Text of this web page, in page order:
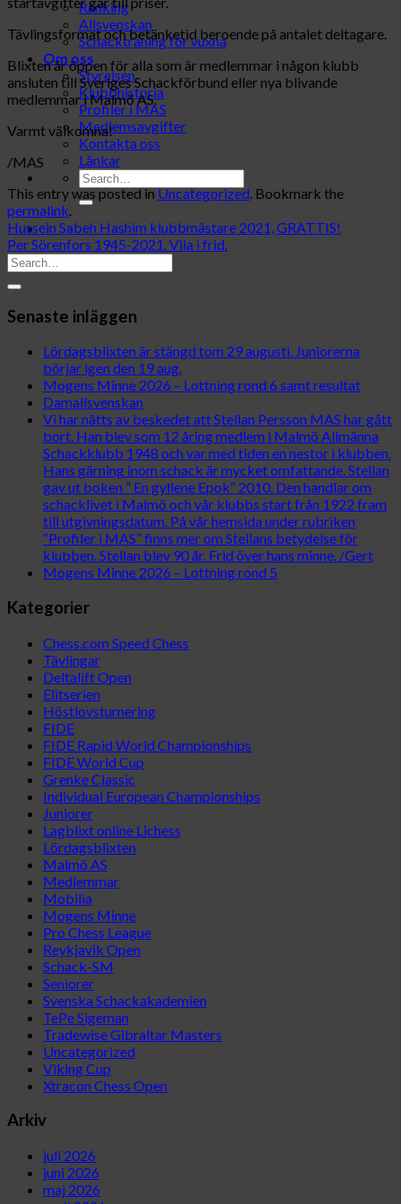
Ranking
Allsvenskan
Schackträning för vuxna
Om oss
Styrelsen
Klubbhistoria
Profiler i MAS
Medlemsavgifter
Kontakta oss
Länkar
Tävlingsformat och betänketid beroende på antalet deltagare.
Blixten är öppen för alla som är medlemmar i någon klubb
ansluten till Sveriges Schackförbund eller nya blivande
medlemmar i Malmö AS.
Varmt välkomna!
/MAS
This entry was posted inUncategorized. Bookmark the
permalink.
Hussein Sabeh Hashim klubbmästare 2021, GRATTIS!
Per Sörenfors 1945-2021. Vila i frid.
Senaste inläggen
Lördagsblixten är stängd tom 29 augusti. Juniorerna
börjar igen den 19 aug.
Mogens Minne 2026 – Lottning rond 6 samt resultat
Damallsvenskan
Vi har nåtts av beskedet att Stellan Persson MAS har gått
bort. Han blev som 12 åring medlem i Malmö Allmänna
Schackklubb 1948 och var med tiden en nestor i klubben.
Hans gärning inom schack är mycket omfattande. Stellan
gav ut boken ” En gyllene Epok” 2010. Den handlar om
schacklivet i Malmö och vår klubbs start från 1922 fram
till utgivningsdatum. På vår hemsida under rubriken
“Profiler i MAS” finns mer om Stellans betydelse för
klubben. Stellan blev 90 år. Frid över hans minne. /Gert
Mogens Minne 2026 – Lottning rond 5
Kategorier
Chess.com Speed Chess
Tävlingar
Deltalift Open
Elitserien
Höstlovsturnering
FIDE
FIDE Rapid World Championships
FIDE World Cup
Grenke Classic
Individual European Championships
Juniorer
Lagblixt online Lichess
Lördagsblixten
Malmö AS
Medlemmar
Mobilia
Mogens Minne
Pro Chess League
Reykjavik Open
Schack-SM
Seniorer
Svenska Schackakademien
TePe Sigeman
Tradewise Gibraltar Masters
Uncategorized
Viking Cup
Xtracon Chess Open
Arkiv
juli 2026
juni 2026
maj 2026